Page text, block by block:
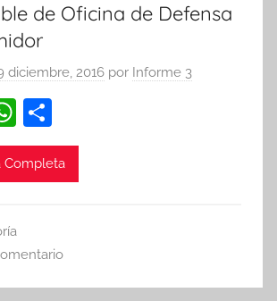
de Oficina de Defensa
diciembre, 2016 por Informe 3
W
h
at
A
p
p
o
m
tir
Completa